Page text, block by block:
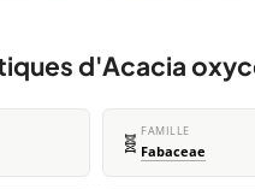
d'Acacia
🧬 FAMILLE
Fabaceae